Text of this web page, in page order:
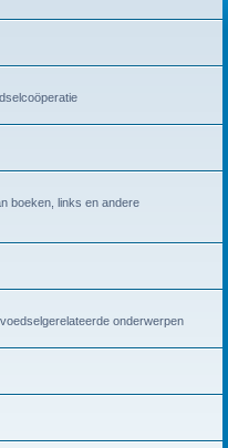
boeken, links en andere
onderwerpen